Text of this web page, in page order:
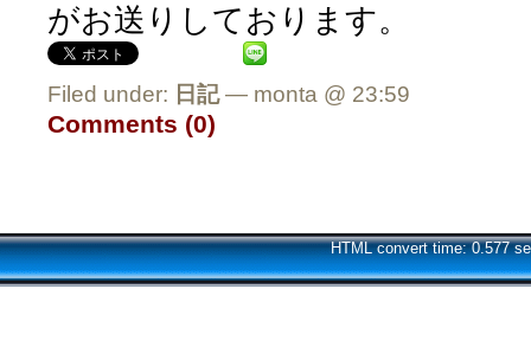
がお送りしております。
Filed under: 日記— monta @ 23:59
Comments (0)
HTML convert time: 0.577